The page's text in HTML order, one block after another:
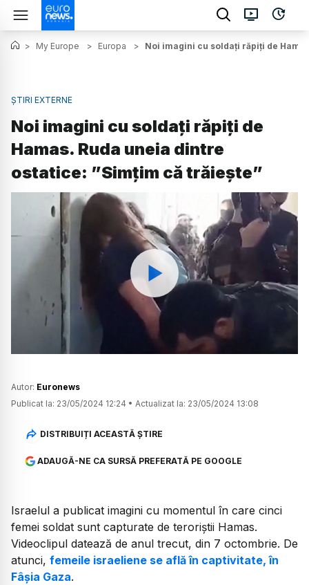
> My Europe > Europa > Noi imagini cu soldați răpiți de
ȘTIRI EXTERNE
Noi imagini cu soldați răpiți de
Hamas. Ruda uneia dintre
ostatice: ”Simțim că trăiește”
Watch
Autor: Euronews
Publicat la: 23/05/2024 12:24 • Actualizat la: 23/05/2024 13:08
DISTRIBUIȚI ACEASTĂ ȘTIRE
ADAUGĂ-NE CA SURSĂ PREFERATĂ PE GOOGLE
Israelul a publicat imagini cu momentul în care cinci
femei soldat sunt capturate de teroriștii Hamas.
Videoclipul datează de anul trecut, din 7 octombrie. De
atunci, femeile israeliene se află în captivitate, în
Fâșia Gaza.